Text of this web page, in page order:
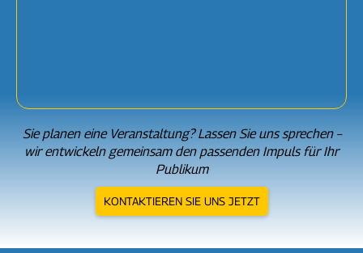
Sie planen eine Veranstaltung? Lassen Sie uns sprechen –
wir entwickeln gemeinsam den passenden Impuls für Ihr
Publikum
KONTAKTIEREN SIE UNS JETZT